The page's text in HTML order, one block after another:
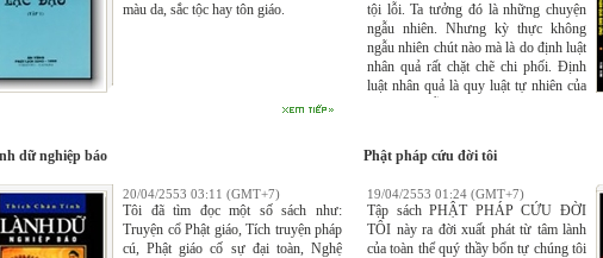
màu da, sắc tộc hay tôn giáo.
tội lỗi. Ta tưởng đó là những chuyện
ngẫu nhiên. Nhưng kỳ thực không
ngẫu nhiên chút nào mà là do định luật
nhân quả rất chặt chẽ chi phối. Định
luật nhân quả là quy luật tự nhiên của
dữ nghiệp báo
20/04/2553 03:11 (GMT+7)
Tôi đã tìm đọc một số sách như:
Truyện cổ Phật giáo, Tích truyện pháp
cú, Phật giáo cố sự đại toàn, Nghệ
Phật pháp cứu đời tôi
19/04/2553 01:24 (GMT+7)
Tập sách PHẬT PHÁP CỨU ĐỜI
TÔI này ra đời xuất phát từ tâm lành
của toàn thể quý thầy bổn tự chúng tôi